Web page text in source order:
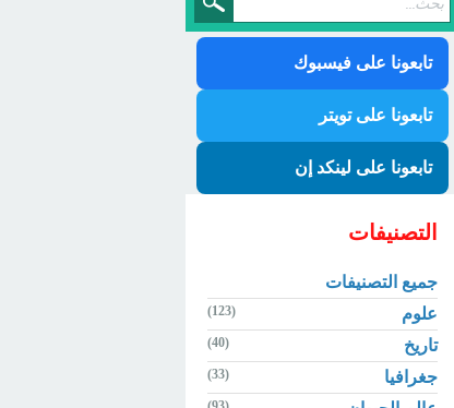
تابعونا على فيسبوك
تابعونا على تويتر
تابعونا على لينكد إن
التصنيفات
جميع التصنيفات
علوم
(123)
تاريخ (40)
جغرافيا (33)